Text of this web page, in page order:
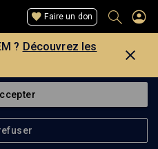
Faire un don
? Découvrez les